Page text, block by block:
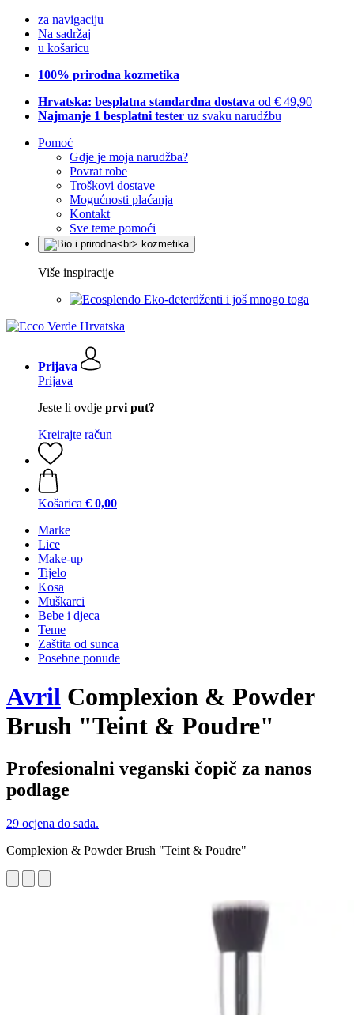
za navigaciju
Na sadržaj
u košaricu
100% prirodna kozmetika
Hrvatska: besplatna standardna dostava od € 49,90
Najmanje 1 besplatni tester uz svaku narudžbu
Pomoć
Gdje je moja narudžba?
Povrat robe
Troškovi dostave
Mogućnosti plaćanja
Kontakt
Sve teme pomoći
Više inspiracije
Eko-deterdženti i još mnogo toga
Prijava
Prijava
Jeste li ovdje prvi put?
Kreirajte račun
Košarica € 0,00
Marke
Lice
Make-up
Tijelo
Kosa
Muškarci
Bebe i djeca
Teme
Zaštita od sunca
Posebne ponude
Avril Complexion & Powder
Brush "Teint & Poudre"
Profesionalni veganski čopič za nanos
podlage
29 ocjena do sada.
Complexion & Powder Brush "Teint & Poudre"